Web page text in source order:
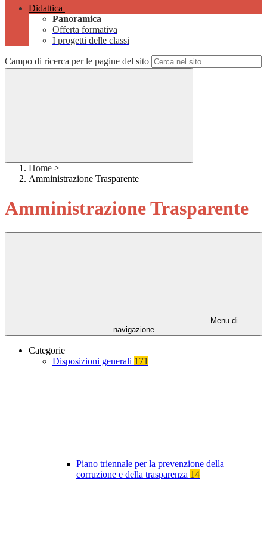
Didattica
Panoramica
Offerta formativa
I progetti delle classi
Campo di ricerca per le pagine del sito
Home >
Amministrazione Trasparente
Amministrazione Trasparente
Menu di
navigazione
Categorie
Disposizioni generali 171
Piano triennale per la prevenzione della
corruzione e della trasparenza 14